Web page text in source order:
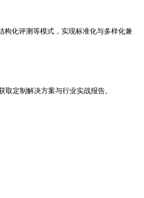
构化评测等模式，实现标准化与多样化兼
取定制解决方案与行业实战报告。